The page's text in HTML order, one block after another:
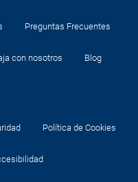
Preguntas Frecuentes
con nosotros Blog
Política de Cookies